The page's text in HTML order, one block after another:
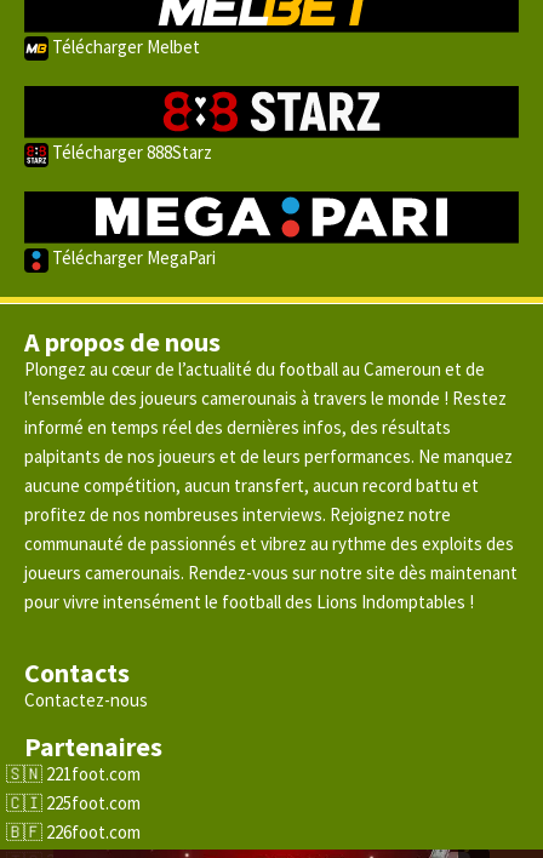
Télécharger Melbet
Télécharger 888Starz
Télécharger MegaPari
A propos de nous
Plongez au cœur de l’actualité du football au Cameroun et de
l’ensemble des joueurs camerounais à travers le monde ! Restez
informé en temps réel des dernières infos, des résultats
palpitants de nos joueurs et de leurs performances. Ne manquez
aucune compétition, aucun transfert, aucun record battu et
profitez de nos nombreuses interviews. Rejoignez notre
communauté de passionnés et vibrez au rythme des exploits des
joueurs camerounais. Rendez-vous sur notre site dès maintenant
pour vivre intensément le football des Lions Indomptables !
Contacts
Contactez-nous
Partenaires
221foot.com
225foot.com
226foot.com